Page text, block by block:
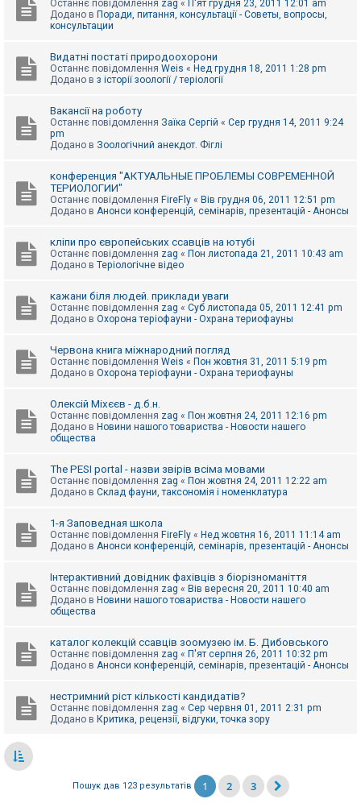
Останнє повідомлення zag « П'ят грудня 23, 2011 12:01 am
Додано в Поради, питання, консультації - Советы, вопросы,
консультации
Видатні постаті природоохорони
Останнє повідомлення Weis « Нед грудня 18, 2011 1:28 pm
Додано в з історії зоології / теріології
Вакансії на роботу
Останнє повідомлення Заїка Сергій « Сер грудня 14, 2011 9:24
pm
Додано в Зоологічний анекдот. Фіглі
конференция "АКТУАЛЬНЫЕ ПРОБЛЕМЫ СОВРЕМЕННОЙ
ТЕРИОЛОГИИ"
Останнє повідомлення FireFly « Вів грудня 06, 2011 12:51 pm
Додано в Анонси конференцій, семінарів, презентацій - Анонсы
кліпи про європейських ссавців на ютубі
Останнє повідомлення zag « Пон листопада 21, 2011 10:43 am
Додано в Теріологічне відео
кажани біля людей. приклади уваги
Останнє повідомлення zag « Суб листопада 05, 2011 12:41 pm
Додано в Охорона теріофауни - Охрана териофауны
Червона книга міжнародний погляд
Останнє повідомлення Weis « Пон жовтня 31, 2011 5:19 pm
Додано в Охорона теріофауни - Охрана териофауны
Олексій Міхєєв - д.б.н.
Останнє повідомлення zag « Пон жовтня 24, 2011 12:16 pm
Додано в Новини нашого товариства - Новости нашего
общества
The PESI portal - назви звірів всіма мовами
Останнє повідомлення zag « Пон жовтня 24, 2011 12:22 am
Додано в Склад фауни, таксономія і номенклатура
1-я Заповедная школа
Останнє повідомлення FireFly « Нед жовтня 16, 2011 11:14 am
Додано в Анонси конференцій, семінарів, презентацій - Анонсы
Інтерактивний довідник фахівців з біорізноманіття
Останнє повідомлення zag « Вів вересня 20, 2011 10:40 am
Додано в Новини нашого товариства - Новости нашего
общества
каталог колекцій ссавців зоомузею ім. Б. Дибовського
Останнє повідомлення zag « П'ят серпня 26, 2011 10:32 pm
Додано в Анонси конференцій, семінарів, презентацій - Анонсы
нестримний ріст кількості кандидатів?
Останнє повідомлення zag « Сер червня 01, 2011 2:31 pm
Додано в Критика, рецензії, відгуки, точка зору
Пошук дав 123 результатів 1 2 3